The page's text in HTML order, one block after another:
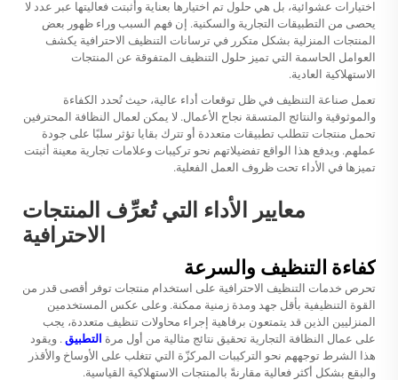
اختيارات عشوائية، بل هي حلول تم اختيارها بعناية وأثبتت فعاليتها عبر عدد لا
يحصى من التطبيقات التجارية والسكنية. إن فهم السبب وراء ظهور بعض
المنتجات المنزلية بشكل متكرر في ترسانات التنظيف الاحترافية يكشف
العوامل الحاسمة التي تميز حلول التنظيف المتفوقة عن المنتجات
الاستهلاكية العادية.
تعمل صناعة التنظيف في ظل توقعات أداء عالية، حيث تُحدد الكفاءة
والموثوقية والنتائج المتسقة نجاح الأعمال. لا يمكن لعمال النظافة المحترفين
تحمل منتجات تتطلب تطبيقات متعددة أو تترك بقايا تؤثر سلبًا على جودة
عملهم. ويدفع هذا الواقع تفضيلاتهم نحو تركيبات وعلامات تجارية معينة أثبتت
تميزها في الأداء تحت ظروف العمل الفعلية.
معايير الأداء التي تُعرِّف المنتجات
الاحترافية
كفاءة التنظيف والسرعة
تحرص خدمات التنظيف الاحترافية على استخدام منتجات توفر أقصى قدر من
القوة التنظيفية بأقل جهد ومدة زمنية ممكنة. وعلى عكس المستخدمين
المنزليين الذين قد يتمتعون برفاهية إجراء محاولات تنظيف متعددة، يجب
على عمال النظافة التجارية تحقيق نتائج مثالية من أول مرة التطبيق . ويقود
هذا الشرط توجههم نحو التركيبات المركزّة التي تتغلب على الأوساخ والأقذر
والبقع بشكل أكثر فعالية مقارنةً بالمنتجات الاستهلاكية القياسية.